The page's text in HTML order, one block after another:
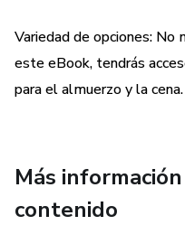
comidas de manera
menús semanales,
desperdicio de alimentos.
saludable sin estrés ni
variedad de recetas para
Tanto si sigues una dieta
platos con carne,
Variedad de opciones: No
este eBook, tendrás
para el almuerzo y la
Más
contenido